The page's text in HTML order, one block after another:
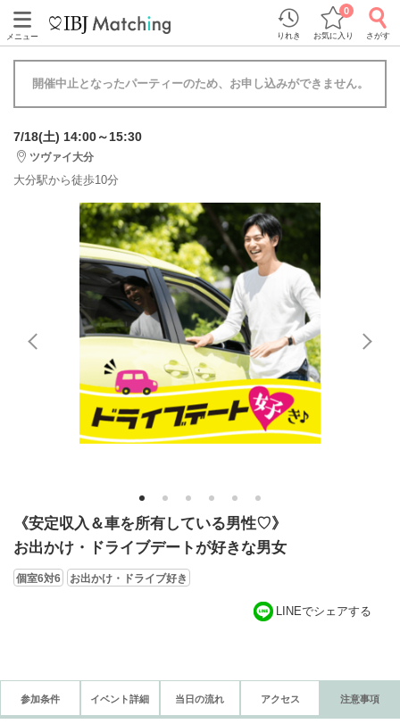
メニュー りれき お気に入り
0
さがす
開催中止となったパーティーのため、お申し込みができません。
7/18(土) 14:00～15:30
ツヴァイ大分
大分駅から徒歩10分
1 2 3 4 5 6
《安定収入＆車を所有している男性♡》
お出かけ・ドライブデートが好きな男女
個室6対6 お出かけ・ドライブ好き
LINEでシェアする
参加条件 イベント詳細 当日の流れ アクセス 注意事項